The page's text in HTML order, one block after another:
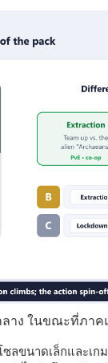
ลาง ในขณะที่ภา
ขนาดเล็กและเก